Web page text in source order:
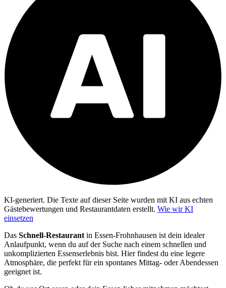
KI-generiert. Die Texte auf dieser Seite wurden mit KI aus echten
Gästebewertungen und Restaurantdaten erstellt. Wie wir KI
einsetzen
Das Schnell-Restaurant in Essen-Frohnhausen ist dein idealer
Anlaufpunkt, wenn du auf der Suche nach einem schnellen und
unkomplizierten Essenserlebnis bist. Hier findest du eine legere
Atmosphäre, die perfekt für ein spontanes Mittag- oder Abendessen
geeignet ist.